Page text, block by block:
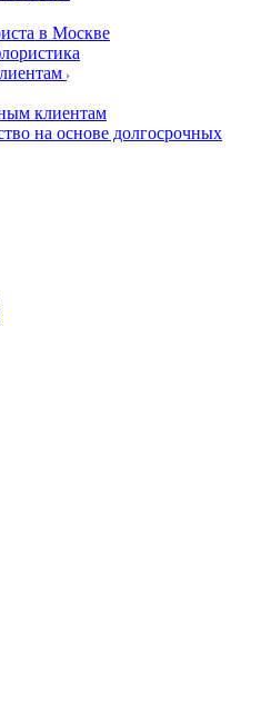
в Москве
клиентам
на основе долгосрочных